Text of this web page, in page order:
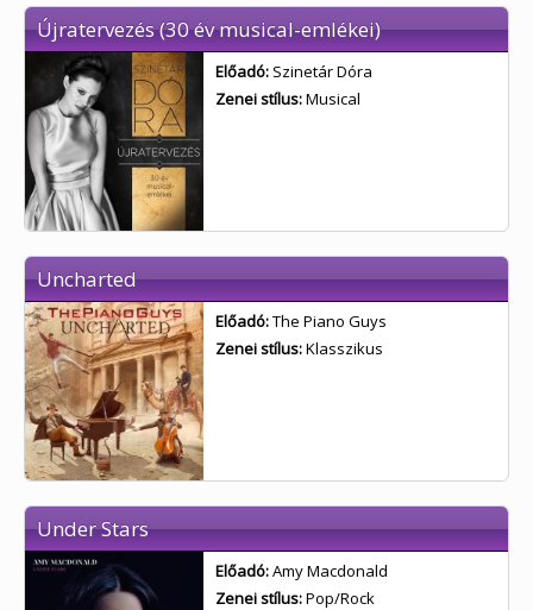
Újratervezés (30 év musical-emlékei)
Előadó: Szinetár Dóra
Zenei stílus:Musical
Uncharted
Előadó:The Piano Guys
Zenei stílus:Klasszikus
Under Stars
Előadó:Amy Macdonald
Zenei stílus:Pop/Rock